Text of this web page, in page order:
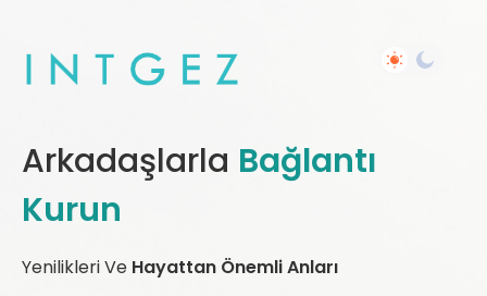
Arkadaşlarla Bağlantı
Kurun
Yenilikleri Ve Hayattan Önemli Anları